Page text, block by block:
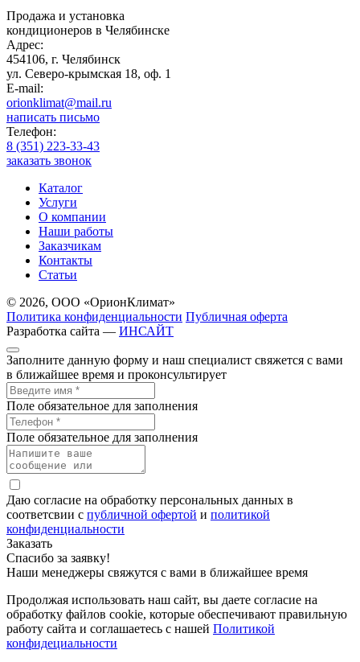
Продажа и установка
кондиционеров в Челябинске
Адрес:
454106, г. Челябинск
ул. Северо-крымская 18, оф. 1
E-mail:
orionklimat@mail.ru
написать письмо
Телефон:
8 (351) 223-33-43
заказать звонок
Каталог
Услуги
О компании
Наши работы
Заказчикам
Контакты
Статьи
© 2026, ООО «ОрионКлимат»
Политика конфиденциальности Публичная оферта
Разработка сайта — ИНСАЙТ
Заполните данную форму и наш специалист свяжется с вами
в ближайшее время и проконсультирует
Поле обязательное для заполнения
Поле обязательное для заполнения
Даю согласие на обработку персональных данных в
соответсвии с публичной офертой и политикой
конфиденциальности
Заказать
Спасибо за заявку!
Наши менеджеры свяжутся с вами в ближайшее время
Продолжая использовать наш сайт, вы даете согласие на
обработку файлов cookie, которые обеспечивают правильную
работу сайта и соглашаетесь с нашей Политикой
конфидециальности